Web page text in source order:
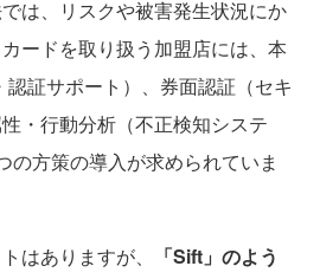
は、リスクや被害発生状況にか
ードを取り扱う加盟店には、本
証サポート）、券面認証（セキ
・行動分析（不正検知システ
の方策の導入が求められていま
はありますが、
「Sift」のよう